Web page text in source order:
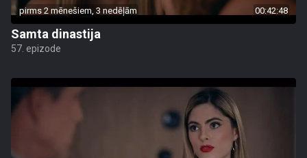
pirms 2 mēnešiem, 3 nedēļām 00:42:48
Samta dinastija
57. epizode